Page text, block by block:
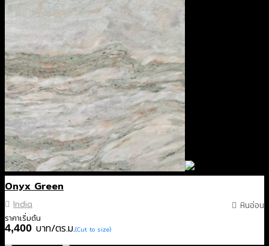
หินอ่อน
Onyx Green
India
ราคาเริ่มต้น
4,400 บาท/ตร.ม.(Cut to size)